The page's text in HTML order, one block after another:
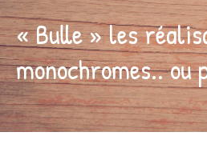
« Bulle » les
monochromes.. ou